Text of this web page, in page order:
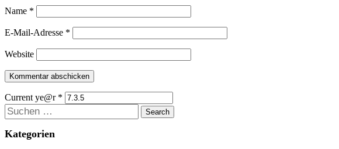
Name *
E-Mail-Adresse *
Website
Current ye@r *
Suchen
Kategorien